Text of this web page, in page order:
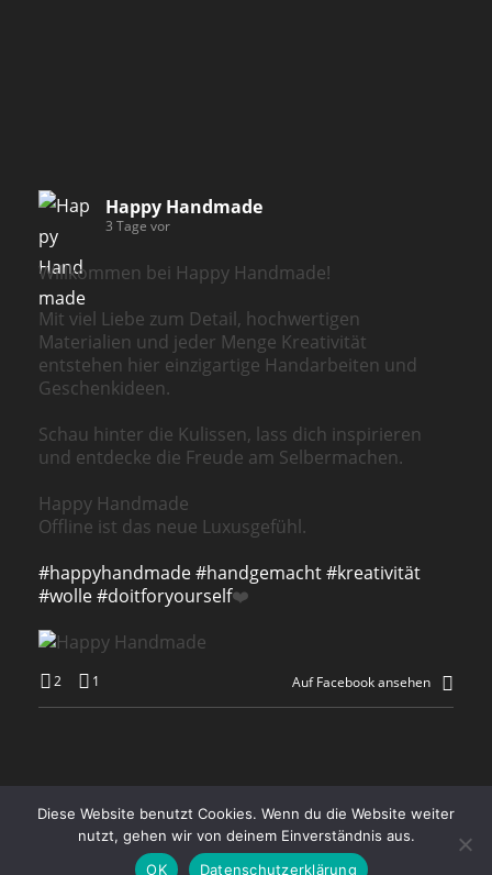
Happy Handmade
3 Tage vor
Willkommen bei Happy Handmade!
Mit viel Liebe zum Detail, hochwertigen
Materialien und jeder Menge Kreativität
entstehen hier einzigartige Handarbeiten und
Geschenkideen.
Schau hinter die Kulissen, lass dich inspirieren
und entdecke die Freude am Selbermachen.
Happy Handmade
Offline ist das neue Luxusgefühl.
#happyhandmade#handgemacht#kreativität
#wolle#doitforyourself❤️
2 1 Auf Facebook ansehen
Zahlung, Versand und Abholung Impressum
AGB
Datenschutz
FAQ Kontakt
Diese Website benutzt Cookies. Wenn du die Website weiter
nutzt, gehen wir von deinem Einverständnis aus.
OK
Datenschutzerklärung